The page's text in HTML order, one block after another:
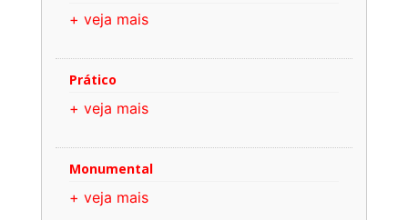
+ veja mais
Prático
+ veja mais
Monumental
+ veja mais